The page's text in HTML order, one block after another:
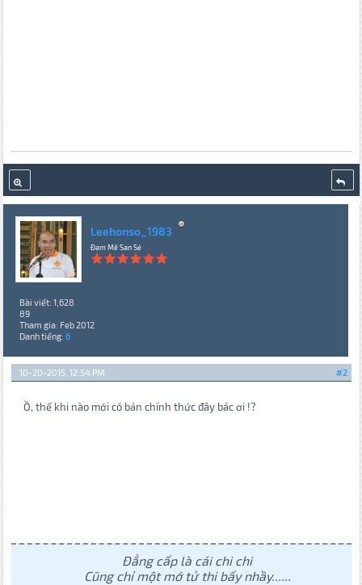
Leehonso_1983
Đam Mê San Sẻ
Bài viết: 1,628
89
Tham gia: Feb 2012
Danh tiếng: 6
#2
10-20-2015, 12:54 PM
Ồ, thế khi nào mới có bản chính thức đây bác ơi !?
Đẳng cấp là cái chi chi
Cũng chỉ một mớ tử thi bấy nhầy......